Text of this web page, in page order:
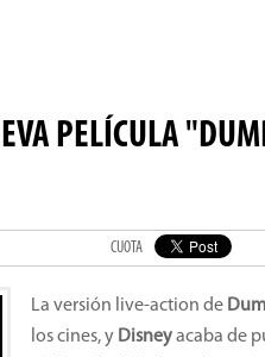
PELÍCULA
CUOTA
La versión live-action de
los cines, y Disneyacaba de